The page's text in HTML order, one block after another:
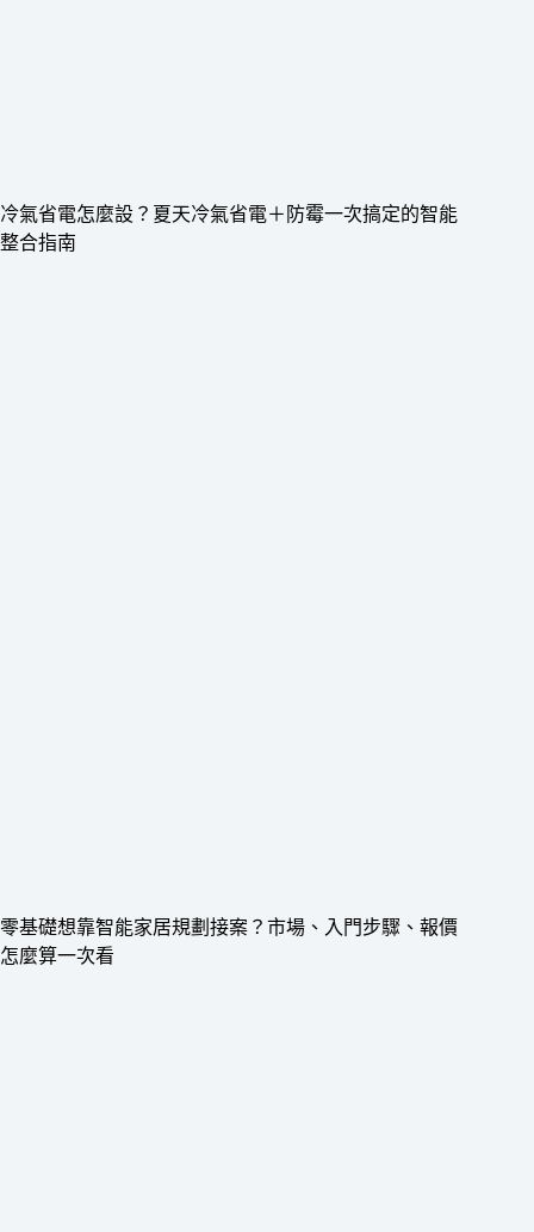
冷氣省電怎麼設？夏天冷氣省電＋防霉一次搞定的智能
整合指南
零基礎想靠智能家居規劃接案？市場、入門步驟、報價
怎麼算一次看